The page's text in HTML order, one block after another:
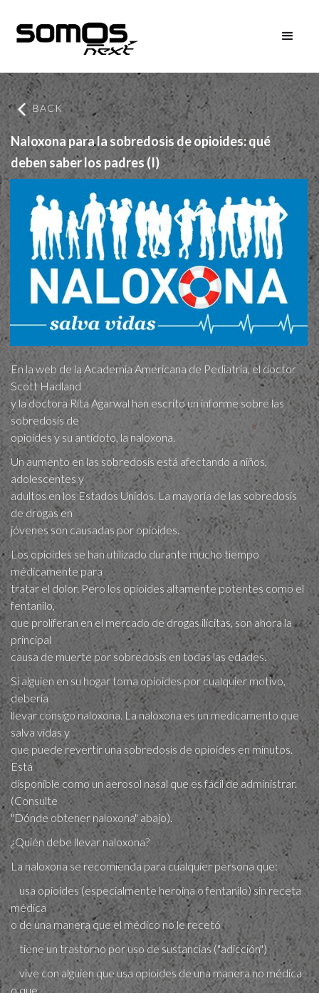
BACK
Naloxona para la sobredosis de opioides: qué
deben saber los padres (I)
En la web de la Academia Americana de Pediatría, el doctor
Scott Hadland
y la doctora Rita Agarwal han escrito un informe sobre las
sobredosis de
opioides y su antídoto, la naloxona.
Un aumento en las sobredosis está afectando a niños,
adolescentes y
adultos en los Estados Unidos. La mayoría de las sobredosis
de drogas en
jóvenes son causadas por opioides.
Los opioides se han utilizado durante mucho tiempo
médicamente para
tratar el dolor. Pero los opioides altamente potentes como el
fentanilo,
que proliferan en el mercado de drogas ilícitas, son ahora la
principal
causa de muerte por sobredosis en todas las edades.
Si alguien en su hogar toma opioides por cualquier motivo,
debería
llevar consigo naloxona. La naloxona es un medicamento que
salva vidas y
que puede revertir una sobredosis de opioides en minutos.
Está
disponible como un aerosol nasal que es fácil de administrar.
(Consulte
"Dónde obtener naloxona" abajo).
¿Quién debe llevar​ naloxona?
La naloxona se recomienda para cualquier persona que:
usa opioides (especialmente heroína o fentanilo) sin receta
médica
o de una manera que el médico no le recetó
tiene un trastorno por uso de sustancias ("adicción")
vive con alguien que usa opioides de una manera no médica
o que